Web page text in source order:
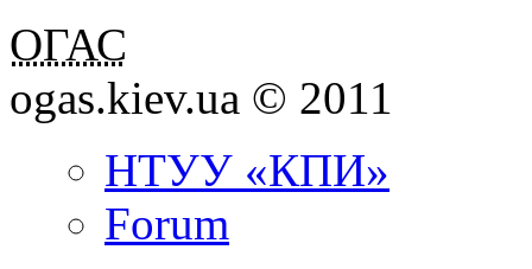
ОГАС
ogas.kiev.ua © 2011
НТУУ «КПИ»
Forum